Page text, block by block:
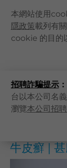
本網站使用
隱政策載列有
cookie 的目的
招聘詐騙提示：
台以本公司名
瀏覽本公司招
主頁
卓健服務
卓健手機App
最新資訊
主頁 健康資訊
牛皮癬 |